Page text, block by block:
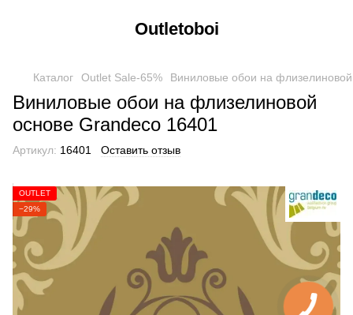
Outletoboi
Каталог Outlet Sale-65% Виниловые обои на
Виниловые обои на флизелиновой
основе Grandeco 16401
Артикул: 16401 Оставить отзыв
OUTLET
−29%